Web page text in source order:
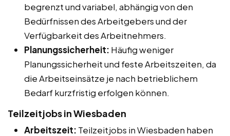
begrenzt und variabel, abhängig von den
Bedürfnissen des Arbeitgebers und der
Verfügbarkeit des Arbeitnehmers.
Planungssicherheit: Häufig weniger
Planungssicherheit und feste Arbeitszeiten, da
die Arbeitseinsätze je nach betrieblichem
Bedarf kurzfristig erfolgen können.
Teilzeitjobs in Wiesbaden
Arbeitszeit: Teilzeitjobs in Wiesbaden haben